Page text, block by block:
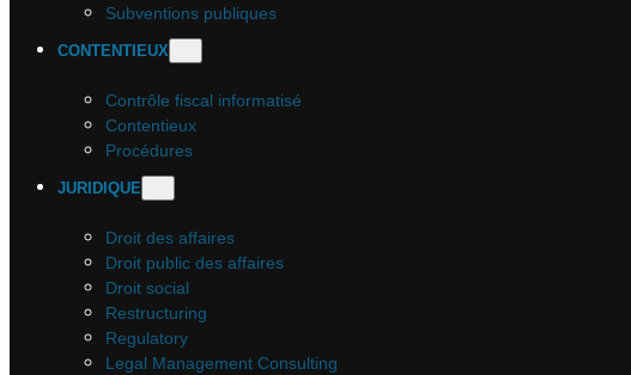
Subventions publiques
CONTENTIEUX
Contrôle fiscal informatisé
Contentieux
Procédures
JURIDIQUE
Droit des affaires
Droit public des affaires
Droit social
Restructuring
Regulatory
Legal Management Consulting